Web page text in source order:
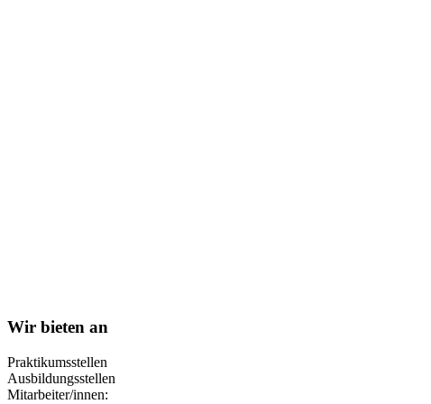
Wir bieten an
Praktikumsstellen
Ausbildungsstellen
Mitarbeiter/innen: